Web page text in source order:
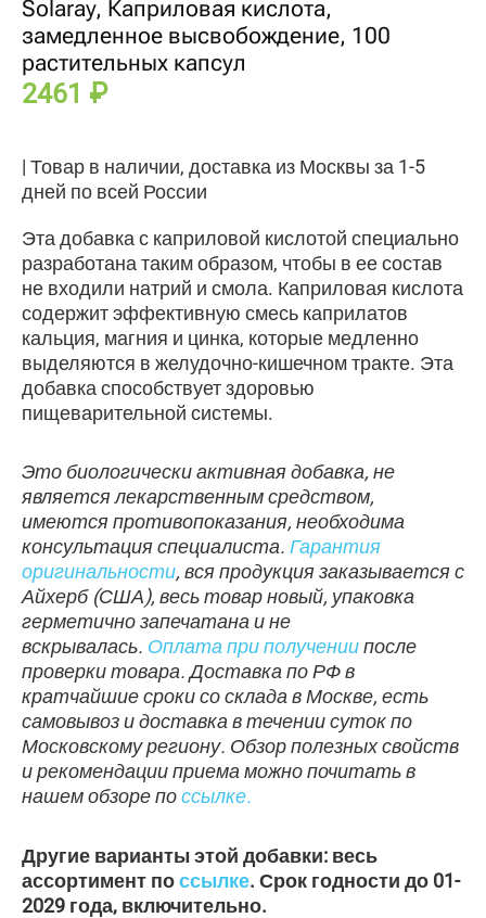
Solaray, Каприловая кислота,
замедленное высвобождение, 100
растительных капсул
2461 ₽
| Товар в наличии, доставка из Москвы за 1-5
дней по всей России
Эта добавка с каприловой кислотой специально
разработана таким образом, чтобы в ее состав
не входили натрий и смола. Каприловая кислота
содержит эффективную смесь каприлатов
кальция, магния и цинка, которые медленно
выделяются в желудочно-кишечном тракте. Эта
добавка способствует здоровью
пищеварительной системы.
Это биологически активная добавка, не
является лекарственным средством,
имеются противопоказания, необходима
консультация специалиста. Гарантия
оригинальности, вся продукция заказывается с
Айхерб (США), весь товар новый, упаковка
герметично запечатана и не
вскрывалась. Оплата при получениипосле
проверки товара. Доставка по РФ в
кратчайшие сроки со склада в Москве, есть
самовывоз и доставка в течении суток по
Московскому региону. Обзор полезных свойств
и рекомендации приема можно почитать в
нашем обзоре поссылке.
Другие варианты этой добавки: весь
ассортимент поссылке. Срок годности до 01-
2029 года, включительно.